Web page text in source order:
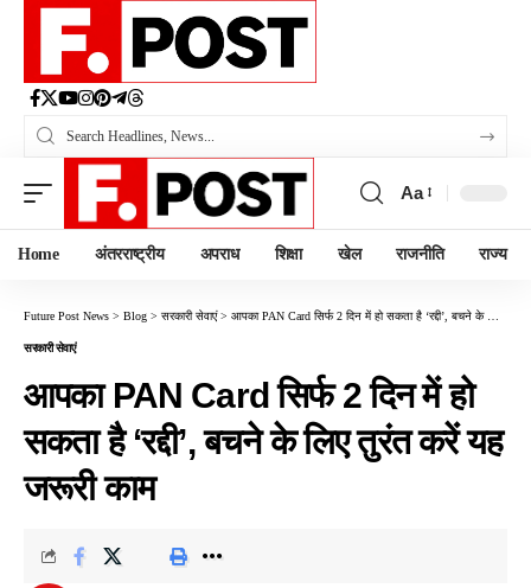
Aa
Home अंतरराष्ट्रीय अपराध शिक्षा खेल राजनीति राज्य
Future Post News > Blog > सरकारी सेवाएं> आपका PAN Card सिर्फ 2 दिन में हो सकता है ‘रद्दी’, बचने के लिए तुरंत करें यह जरूरी काम
सरकारी सेवाएं
आपका PAN Card सिर्फ 2 दिन में हो
सकता है ‘रद्दी’, बचने के लिए तुरंत करें यह
जरूरी काम